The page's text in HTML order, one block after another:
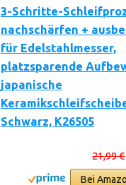
3-Schritte-
nachschärfen +
für Edelstahlmesser,
platzsparende
japanische
Schwarz, K26505
21,99 €
Bei